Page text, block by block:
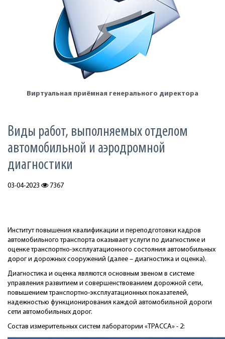
Виртуальная приёмная генерального директора
Виды работ, выполняемых отделом
автомобильной и аэродромной
диагностики
03-04-2023 7367
Институт повышения квалификации и переподготовки кадров
автомобильного транспорта оказывает услуги по диагностике и
оценке транспортно-эксплуатационного состояния автомобильных
дорог и дорожных сооружений (далее – диагностика и оценка).
Диагностика и оценка являются основным звеном в системе
управления развитием и совершенствованием дорожной сети,
повышением транспортно-эксплуатационных показателей,
надежностью функционирования каждой автомобильной дороги
сети автомобильных дорог.
Состав измерительных систем лаборатории «ТРАССА» - 2: